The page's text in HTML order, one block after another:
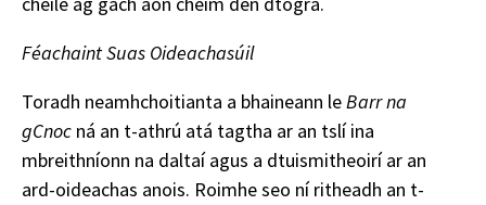
Féachaint Suas Oideachasúil
Toradh neamhchoitianta a bhaineann leBarr na
gCnoc ná an t-athrú atá tagtha ar an tslí ina
mbreithníonn na daltaí agus a dtuismitheoirí ar an
ard-oideachas anois. Roimhe seo ní ritheadh an t-